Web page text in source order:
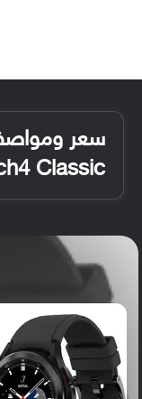
Classic